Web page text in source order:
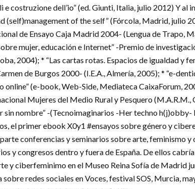
e costruzione dell’io” (ed. Giunti, Italia, julio 2012) Y al
(self)management of the self” (Fórcola, Madrid, julio
de Ensayo Caja Madrid 2004- (Lengua de Trapo,
mujer, educación e Internet” -Premio de
2004); * “Las cartas rotas. Espacios de igualdad y
de Burgos 2000- (I.E.A., Almería, 2005); * “e-
(e-book, Web-Side, Mediateca CaixaForum,
Mujeres del Medio Rural y Pesquero (M.A.R.M.,
sin nombre” -(Tecnoimaginarios -Her techno
el primer ebook X0y1 #ensayos sobre género y
conferencias y seminarios sobre arte, feminismo
y congresos dentro y fuera de España. De ellos
y ciberfeminimo en el Museo Reina Sofía de Madrid
redes sociales en Voces, festival SOS, Murcia,